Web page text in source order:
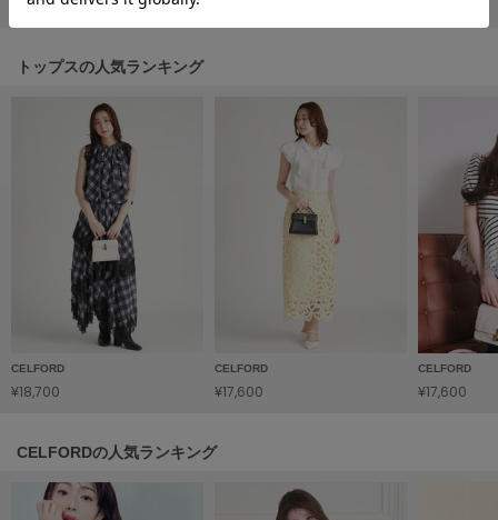
へノン
HUNTER
HOKA ONEONE
ホカ オネオネ
ルコックスポルティフ
¥18,700
トップスの人気ランキング
CELFORD
¥18,700
CELFORD
¥17,600
CELFORD
¥17,600
CELFORDの人気ランキング